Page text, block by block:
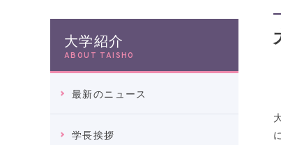
大学紹介
ABOUT TAISHO
最新のニュース
学長挨拶